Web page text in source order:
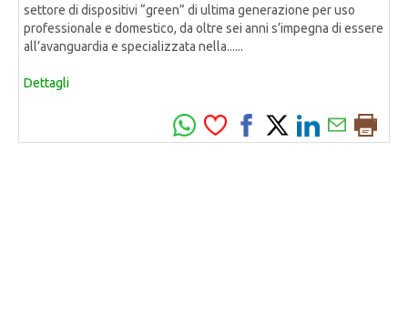
settore di dispositivi “green” di ultima generazione per uso
professionale e domestico, da oltre sei anni s’impegna di essere
all’avanguardia e specializzata nella......
Dettagli